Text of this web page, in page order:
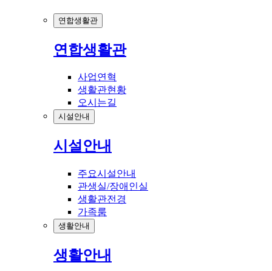
연합생활관
연합생활관
사업연혁
생활관현황
오시는길
시설안내
시설안내
주요시설안내
관생실/장애인실
생활관전경
가족룸
생활안내
생활안내